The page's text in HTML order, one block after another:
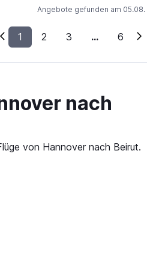
Angebote gefunden am 05.08.
1 2 3 ... 6
nach
von Hannover nach Beirut.